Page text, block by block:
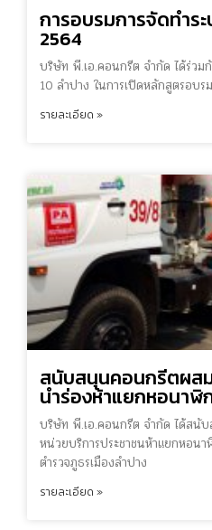
การอบรมการจัดทำร
2564
บริษัท พี.เอ.คอนกรีต จำกัด ได้ร่ว
10 ลำปาง ในการเปิดหลักสูตรอบ
รายละเอียด »
สนับสนุนคอนกรีตผส
นำร่องห้าแยกหอนาฬิ
บริษัท พี.เอ.คอนกรีต จำกัด ได้สนั
หน่วยบริการประชาชนห้าแยกหอน
ตำรวจภูธรเมืองลำปาง
รายละเอียด »